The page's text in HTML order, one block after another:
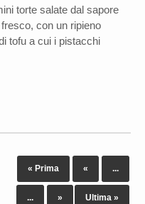
torte salate dal sapore
con un ripieno
tofu a cui i pistacchi
« Prima « ...
... » Ultima »